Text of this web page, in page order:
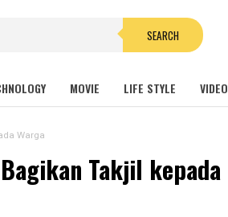
SEARCH
MOVIE LIFE STYLE VIDEO
Warga
Takjil kepada